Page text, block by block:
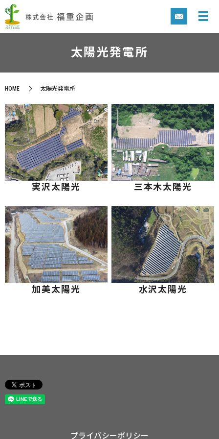
太陽光発電所
HOME 太陽光発電所
実沢太陽光 三本木太陽光
加美太陽光 水沢太陽光
プライバシーポリシー